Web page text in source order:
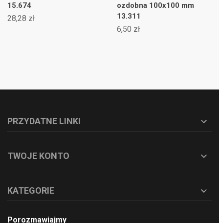
15.674
28,28 zł
ozdobna 100x100 mm
13.311
6,50 zł
PRZYDATNE LINKI 
TWOJE KONTO 
KATEGORIE 
Porozmawiajmy